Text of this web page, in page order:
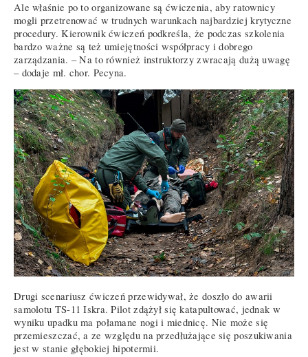
Ale właśnie po to organizowane są ćwiczenia, aby ratownicy
mogli przetrenować w trudnych warunkach najbardziej krytyczne
procedury. Kierownik ćwiczeń podkreśla, że podczas szkolenia
bardzo ważne są też umiejętności współpracy i dobrego
zarządzania. – Na to również instruktorzy zwracają dużą uwagę
– dodaje mł. chor. Pecyna.
Drugi scenariusz ćwiczeń przewidywał, że doszło do awarii
samolotu TS-11 Iskra. Pilot zdążył się katapultować, jednak w
wyniku upadku ma połamane nogi i miednicę. Nie może się
przemieszczać, a ze względu na przedłużające się poszukiwania
jest w stanie głębokiej hipotermii.